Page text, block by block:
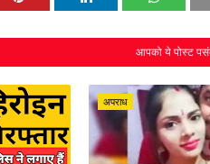
आपको ये पोस्ट
अपराध